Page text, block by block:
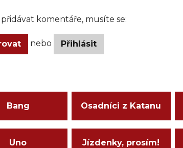
komentáře, musíte se:
nebo Přihlásit
Bang Osadníci z Katanu
Uno Jízdenky, prosím!